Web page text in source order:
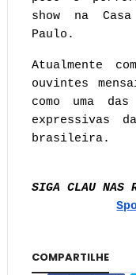
show na
Paulo.
Atualmente
ouvintes
como uma
expressivas
brasileira.
SIGA CLAU NAS
COMPARTILHE